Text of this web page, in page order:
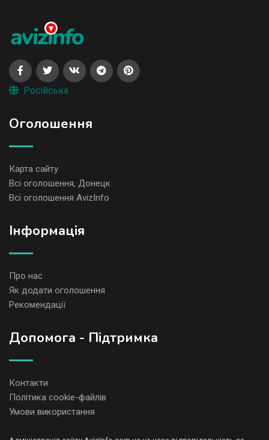
Російська
Оголошення
Карта сайту
Всі оголошення, Донецк
Всі оголошення AvizInfo
Iнформація
Про нас
Як додати оголошення
Рекомендації
Допомога - Підтримка
Контакти
Політика cookie-файлів
Умови використання